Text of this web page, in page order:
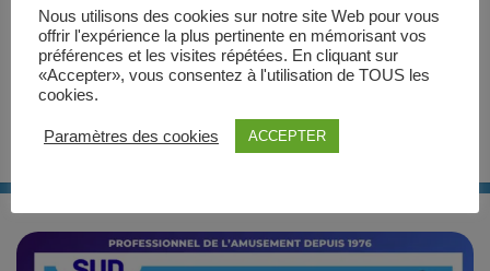
Site web
Nous utilisons des cookies sur notre site Web pour vous
offrir l'expérience la plus pertinente en mémorisant vos
préférences et les visites répétées. En cliquant sur
«Accepter», vous consentez à l'utilisation de TOUS les
cookies.
Paramètres des cookies ACCEPTER